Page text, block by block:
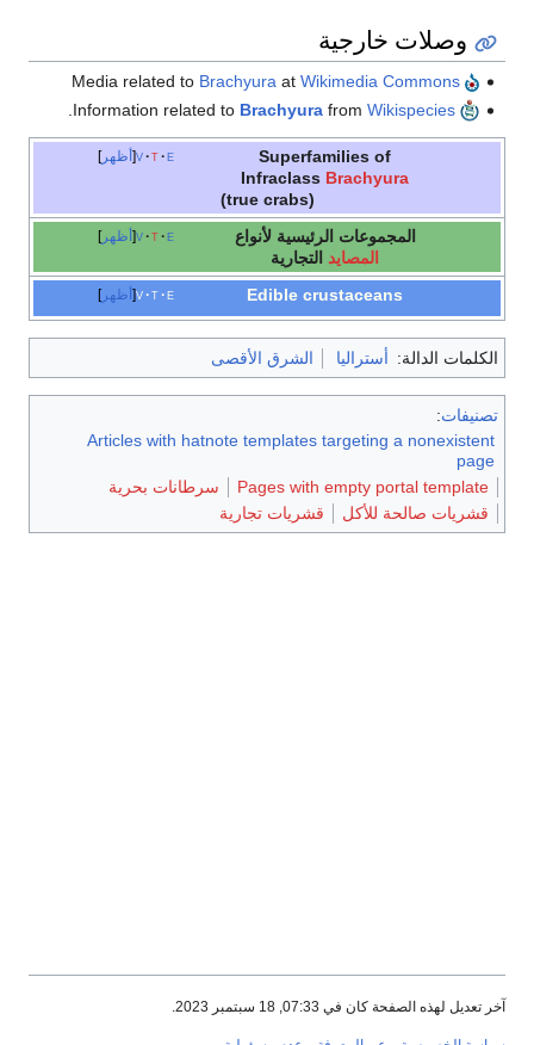
وصلات خارجية
Media related to
Brachyura at Wikimedia Commons
Information related to
Brachyurafrom Wikispecies
أظهر v t e
Superfamilies of
Infraclass Brachyura
(true crabs)
أظهر v t e
المجموعات الرئيسية لأنواع
المصايد التجارية
أظهر v t e Edible crustaceans
الكلمات الدالة: أستراليا الشرق الأقصى
تصنيفات:
Articles with hatnote templates targeting a nonexistent
page
Pages with empty portal template
سرطانات بحرية
قشريات صالحة للأكل
قشريات تجارية
آخر تعديل لهذه الصفحة كان في 07:33, 18 سبتمبر 2023.